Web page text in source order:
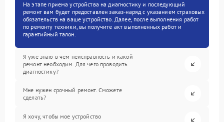
На этапе приема устройства на диагностику и последующий
ремонт вам будет предоставлен заказ-наряд с указанием страховых
обязательств на ваше устройство. Далее, после выполнения работ
по ремонту техники, вы получите акт выполненных работ и
гарантийный талон.
Я уже знаю в чем неисправность и какой
ремонт необходим. Для чего проводить
диагностику?
Мне нужен срочный ремонт. Сможете
сделать?
Я хочу, чтобы мое устройство